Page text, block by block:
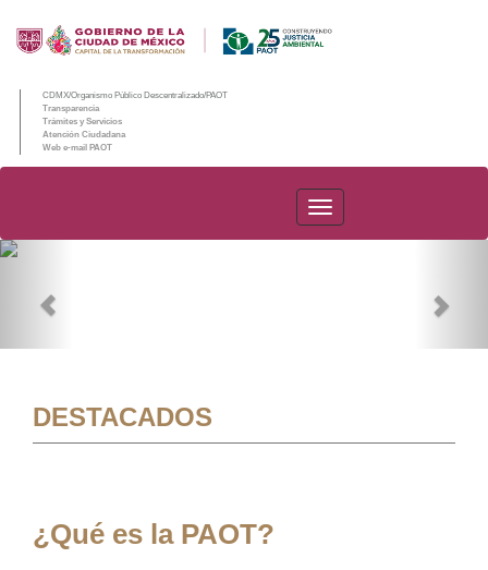
CDMX/Organismo Público Descentralizado/PAOT
Transparencia
Trámites y Servicios
Atención Ciudadana
Web e-mail PAOT
PAOT
DESTACADOS
¿Qué es la PAOT?